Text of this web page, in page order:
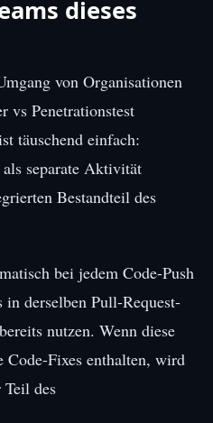
dieses
von Organisationen
vs Penetrationstest
täuschend einfach:
separate Aktivität
Bestandteil des
bei jedem Code-Push
derselben Pull-Request-
nutzen. Wenn diese
Fixes enthalten, wird
des